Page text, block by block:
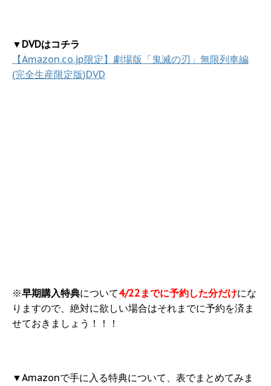
▼DVDはコチラ
【Amazon.co.jp限定】劇場版「鬼滅の刃」無限列車編
(完全生産限定版)DVD
※早期購入特典について4/22までに予約した分だけにな
りますので、絶対に欲しい場合はそれまでに予約を済ま
せておきましょう！！！
▼Amazonで手に入る特典について、表でまとめてみま